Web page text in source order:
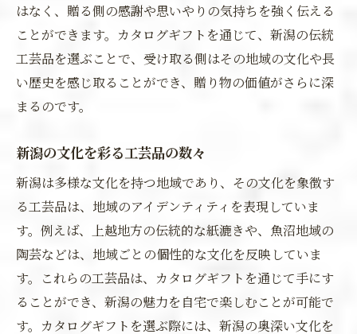
はなく、贈る側の感謝や思いやりの気持ちを強く伝える
ことができます。カタログギフトを通じて、新潟の伝統
工芸品を選ぶことで、受け取る側はその地域の文化や長
い歴史を感じ取ることができ、贈り物の価値がさらに深
まるのです。
新潟の文化を彩る工芸品の数々
新潟は多様な文化を持つ地域であり、その文化を象徴す
る工芸品は、地域のアイデンティティを表現していま
す。例えば、上越地方の伝統的な紙漉きや、魚沼地域の
陶芸などは、地域ごとの個性的な文化を反映していま
す。これらの工芸品は、カタログギフトを通じて手にす
ることができ、新潟の魅力を自宅で楽しむことが可能で
す。カタログギフトを選ぶ際には、新潟の奥深い文化を